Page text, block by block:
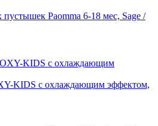
Paomma 6-18 мес, Sage /
KIDS с охлаждающим эффектом,